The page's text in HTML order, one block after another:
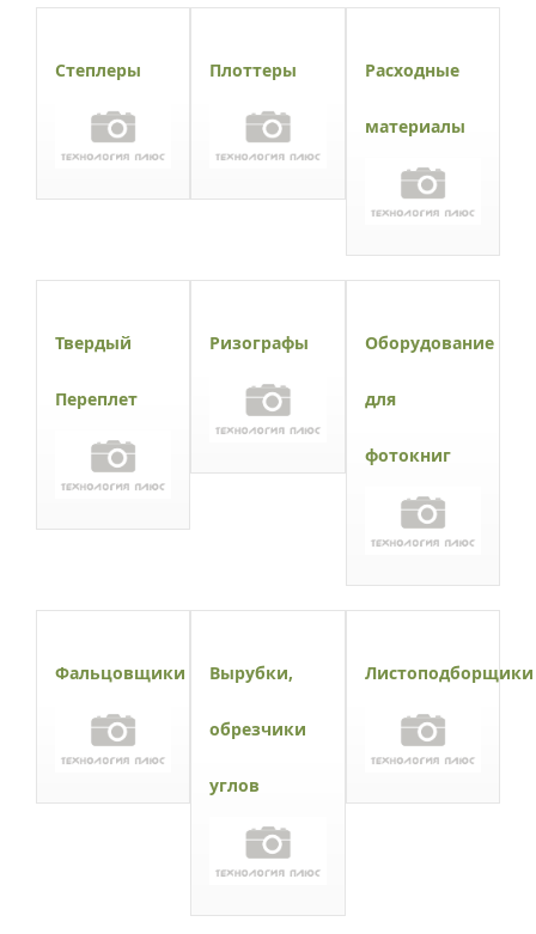
Степлеры Плоттеры Расходные
материалы
Твердый
Переплет
Ризографы Оборудование
для
фотокниг
Фальцовщики Вырубки,
обрезчики
углов
Листоподборщики